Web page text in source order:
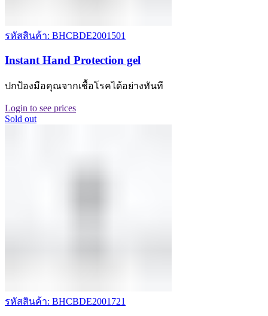
รหัสสินค้า: BHCBDE2001501
Instant Hand Protection gel
ปกป้องมือคุณจากเชื้อโรคได้อย่างทันที
Login to see prices
Sold out
รหัสสินค้า: BHCBDE2001721